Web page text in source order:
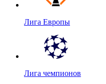
Лига Европы
Лига чемпионов